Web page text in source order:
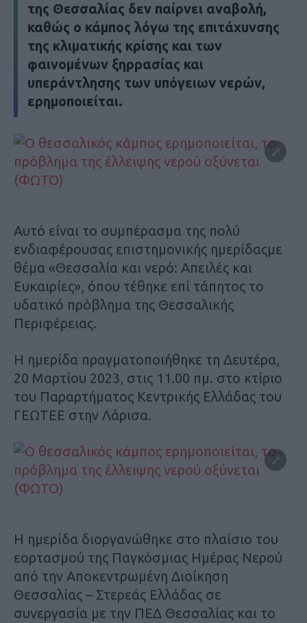
της Θεσσαλίας δεν παίρνει αναβολή,
καθώς ο κάμπος λόγω της επιτάχυνσης
της κλιματικής κρίσης και των
φαινομένων ξηρρασίας και
υπεράντλησης των υπόγειων νερών,
ερημοποιείται.
Αυτό είναι το συμπέρασμα της πολύ
ενδιαφέρουσας επιστημονικής ημερίδαςμε
θέμα «Θεσσαλία και νερό: Απειλές και
Ευκαιρίες», όπου τέθηκε επί τάπητος το
υδατικό πρόβλημα της Θεσσαλικής
Περιφέρειας.
Η ημερίδα πραγματοποιήθηκε τη Δευτέρα,
20 Μαρτίου 2023, στις 11.00 πμ. στο κτίριο
του Παραρτήματος Κεντρικής Ελλάδας του
ΓΕΩΤΕΕ στην Λάρισα.
Η ημερίδα διοργανώθηκε στο πλαίσιο του
εορτασμού της Παγκόσμιας Ημέρας Νερού
από την Αποκεντρωμένη Διοίκηση
Θεσσαλίας – Στερεάς Ελλάδας σε
συνεργασία με την ΠΕΔ Θεσσαλίας και το